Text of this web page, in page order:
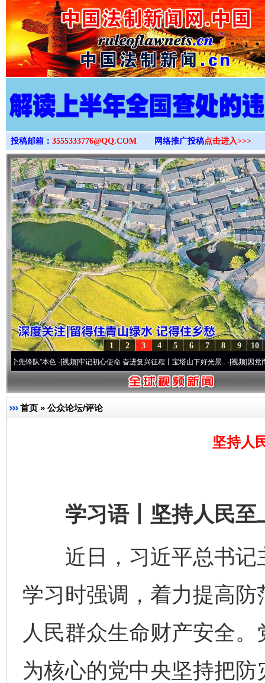
>
投稿邮箱： 3555333776@QQ.COM 网络推广投稿点击进入>>>
10
9
8
7
6
5
4
3
2
1
本色·[视频]牢记初心使命 奋进复兴征程丨宝塔山下好光景..·[视频]因党而生 为党
首页 » 公众论坛/评论
坚持人
学习语丨坚持人民至
近日，习近平总书记
学习时强调，着力提高
人民群众生命财产安全
为核心的党中央坚持把